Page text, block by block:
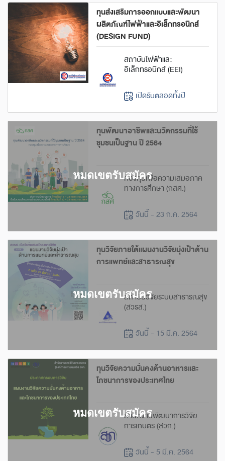
ทุนส่งเสริมการออกแบบและพัฒนา
ผลิตภัณฑ์ไฟฟ้าและอิเล็กทรอนิกส์
(DESIGN FUND)
สถาบันไฟฟ้าและ
อิเล็กทรอนิกส์ (EEI)
เปิดรับตลอดทั้งปี
ทุนพัฒนาอาชีพและนวัตกรรมที่ใช้
ชุมชนเป็นฐาน ปี 2564
กองทุนเพื่อความเสมอภาค
ทางการศึกษา (กสศ.)
วันนี้ - 23 ก.ค. 2564
ทุนวิจัยภายใต้แผนงานวิจัยมุ่งเป้าด้าน
การแพทย์และสาธารณสุข
สถาบันวิจัยระบบสาธารณสุข
(สวรส.)
วันนี้ - 15 มี.ค. 2564
ทุนวิจัยความมั่นคงด้านอาหารและ
โภชนาการของประเทศไทย
สำนักงานพัฒนาการวิจัย
การเกษตร (สวก.)
วันนี้ - 5 มี.ค. 2564